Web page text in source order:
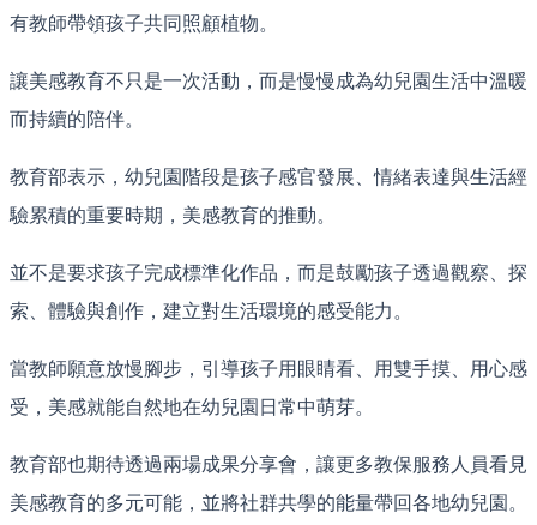
有教師帶領孩子共同照顧植物。
讓美感教育不只是一次活動，而是慢慢成為幼兒園生活中溫暖
而持續的陪伴。
教育部表示，幼兒園階段是孩子感官發展、情緒表達與生活經
驗累積的重要時期，美感教育的推動。
並不是要求孩子完成標準化作品，而是鼓勵孩子透過觀察、探
索、體驗與創作，建立對生活環境的感受能力。
當教師願意放慢腳步，引導孩子用眼睛看、用雙手摸、用心感
受，美感就能自然地在幼兒園日常中萌芽。
教育部也期待透過兩場成果分享會，讓更多教保服務人員看見
美感教育的多元可能，並將社群共學的能量帶回各地幼兒園。